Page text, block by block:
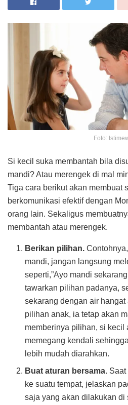
Foto:
Si kecil suka membantah bila
mandi? Atau merengek di mal
Tiga cara berikut akan membuat
berkomunikasi efektif dengan
orang lain. Sekaligus
membantah atau merengek.
Berikan pilihan.
mandi, jangan langsung
seperti,”Ayo mandi
tawarkan pilihan padanya,
sekarang dengan air hangat
pilihan anak, ia tetap akan
memberinya pilihan, si kecil
memegang kendali
lebih mudah diarahkan.
Buat aturan bersama. Saat
ke suatu tempat, jelaskan
saja yang akan dilakukan di